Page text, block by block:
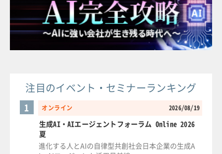
注目のイベント・セミナーランキング
オンライン 2026/08/19
1
生成AI・AIエージェントフォーラム Online 2026
夏
進化する人とAIの自律型共創社会日本企業の生成A